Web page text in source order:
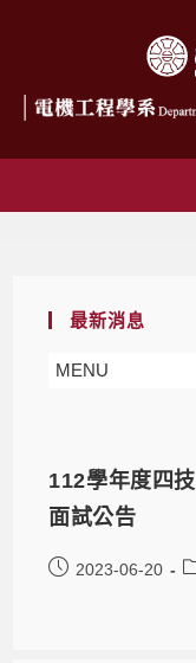
最新消息
MENU
112學年度四
面試公告
2023-06-20